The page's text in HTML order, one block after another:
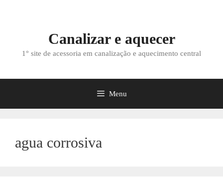
Canalizar e aquecer
1° site de acessoria em canalização e aquecimento central
Menu
agua corrosiva